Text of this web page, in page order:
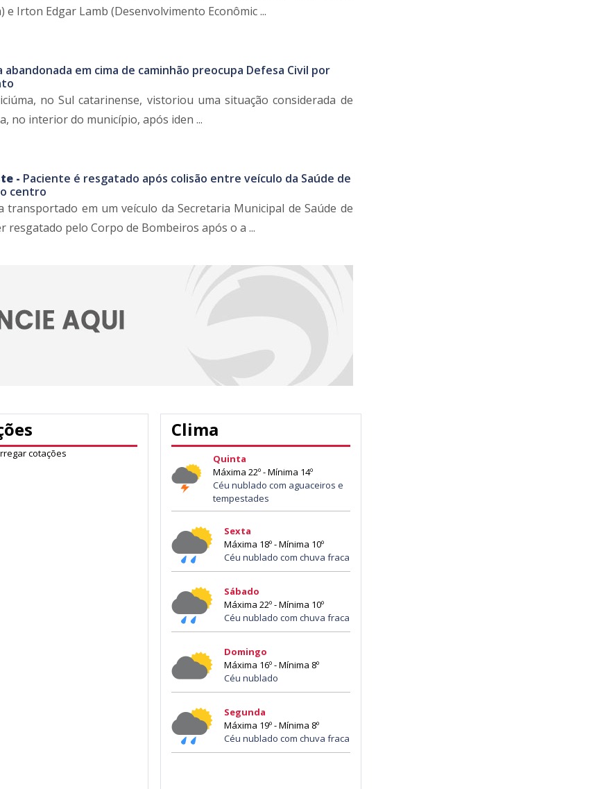
e Irton Edgar Lamb (Desenvolvimento Econômic ...
abandonada em cima de caminhão preocupa Defesa Civil por
no Sul catarinense, vistoriou uma situação considerada de
no interior do município, após iden ...
- Paciente é resgatado após colisão entre veículo da Saúde de
centro
transportado em um veículo da Secretaria Municipal de Saúde de
resgatado pelo Corpo de Bombeiros após o a ...
cotações
Clima
Quinta
Máxima 22º - Mínima 14º
Céu nublado com aguaceiros e
tempestades
Sexta
Máxima 18º - Mínima 10º
Céu nublado com chuva fraca
Sábado
Máxima 22º - Mínima 10º
Céu nublado com chuva fraca
Domingo
Máxima 16º - Mínima 8º
Céu nublado
Segunda
Máxima 19º - Mínima 8º
Céu nublado com chuva fraca